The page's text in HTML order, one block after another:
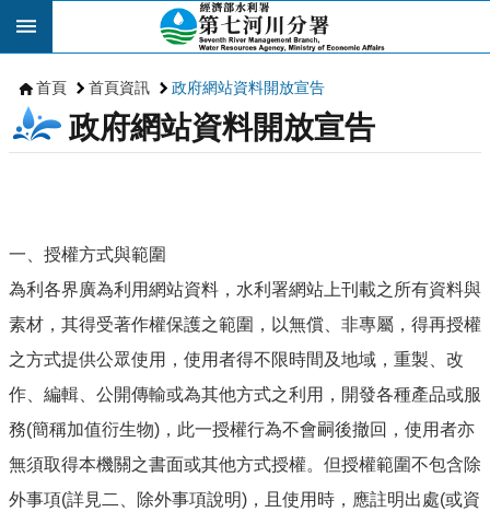
跳到主要內容區塊
首頁 首頁資訊 政府網站資料開放宣告
政府網站資料開放宣告
一、授權方式與範圍
為利各界廣為利用網站資料，水利署網站上刊載之所有資料與
素材，其得受著作權保護之範圍，以無償、非專屬，得再授權
之方式提供公眾使用，使用者得不限時間及地域，重製、改
作、編輯、公開傳輸或為其他方式之利用，開發各種產品或服
務(簡稱加值衍生物)，此一授權行為不會嗣後撤回，使用者亦
無須取得本機關之書面或其他方式授權。但授權範圍不包含除
外事項(詳見二、除外事項說明)，且使用時，應註明出處(或資